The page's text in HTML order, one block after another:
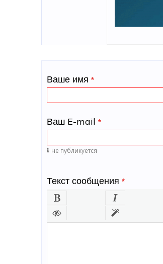
Ваше имя*
Ваш E-mail*
не публикуется
Текст сообщения*